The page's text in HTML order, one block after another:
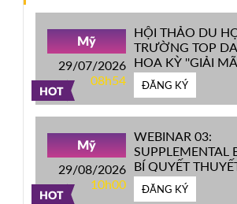
HOT
Mỹ
29/07/2026
08h54
HỘI THẢO DU
TRƯỜNG TOP
HOA KỲ ''GIẢI
IVY LEAGUE''
ĐĂNG KÝ
HOT
Mỹ
29/08/2026
10h00
WEBINAR 03:
SUPPLEMENTAL
BÍ QUYẾT
HỘI ĐỒNG
ĐH TOP ĐẦU MỸ
ĐĂNG KÝ